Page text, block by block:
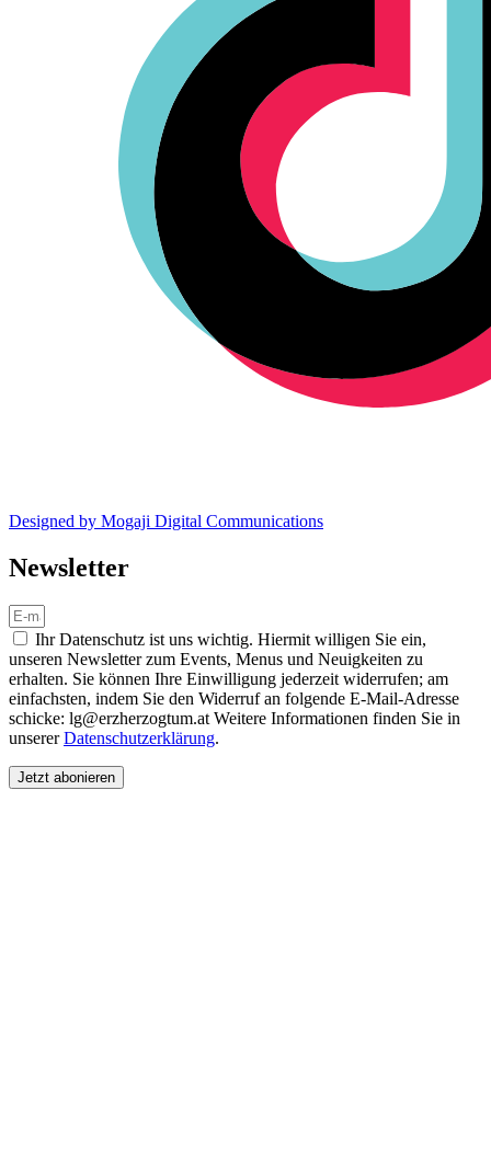
Designed by Mogaji Digital Communications
Newsletter
Ihr Datenschutz ist uns wichtig. Hiermit willigen Sie ein,
unseren Newsletter zum Events, Menus und Neuigkeiten zu
erhalten. Sie können Ihre Einwilligung jederzeit widerrufen; am
einfachsten, indem Sie den Widerruf an folgende E-Mail-Adresse
schicke: lg@erzherzogtum.at Weitere Informationen finden Sie in
unsererDatenschutzerklärung.
Jetzt abonieren